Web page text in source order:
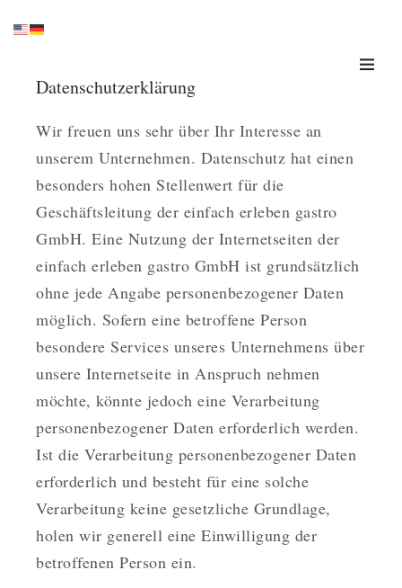
Datenschutzerklärung
Wir freuen uns sehr über Ihr Interesse an
unserem Unternehmen. Datenschutz hat einen
besonders hohen Stellenwert für die
Geschäftsleitung der einfach erleben gastro
GmbH. Eine Nutzung der Internetseiten der
einfach erleben gastro GmbH ist grundsätzlich
ohne jede Angabe personenbezogener Daten
möglich. Sofern eine betroffene Person
besondere Services unseres Unternehmens über
unsere Internetseite in Anspruch nehmen
möchte, könnte jedoch eine Verarbeitung
personenbezogener Daten erforderlich werden.
Ist die Verarbeitung personenbezogener Daten
erforderlich und besteht für eine solche
Verarbeitung keine gesetzliche Grundlage,
holen wir generell eine Einwilligung der
betroffenen Person ein.